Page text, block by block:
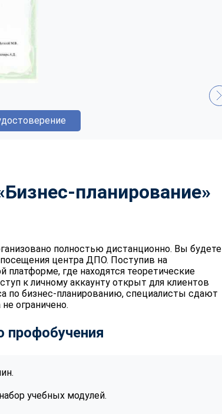
планирование»
полностью дистанционно. Вы будете
центра ДПО. Поступив на
где находятся теоретические
к личному аккаунту открыт для клиентов
по бизнес-планированию, специалисты сдают
ограничено.
профобучения
учебных модулей.